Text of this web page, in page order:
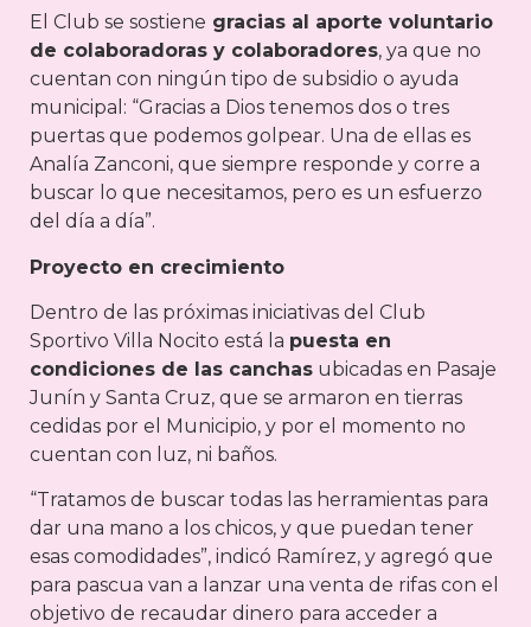
El Club se sostiene gracias al aporte voluntario
de colaboradoras y colaboradores, ya que no
cuentan con ningún tipo de subsidio o ayuda
municipal: “Gracias a Dios tenemos dos o tres
puertas que podemos golpear. Una de ellas es
Analía Zanconi, que siempre responde y corre a
buscar lo que necesitamos, pero es un esfuerzo
del día a día”.
Proyecto en crecimiento
Dentro de las próximas iniciativas del Club
Sportivo Villa Nocito está la puesta en
condiciones de las canchas ubicadas en Pasaje
Junín y Santa Cruz, que se armaron en tierras
cedidas por el Municipio, y por el momento no
cuentan con luz, ni baños.
“Tratamos de buscar todas las herramientas para
dar una mano a los chicos, y que puedan tener
esas comodidades”, indicó Ramírez, y agregó que
para pascua van a lanzar una venta de rifas con el
objetivo de recaudar dinero para acceder a